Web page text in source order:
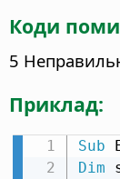
Коди
5
Приклад:
Sub
Dim